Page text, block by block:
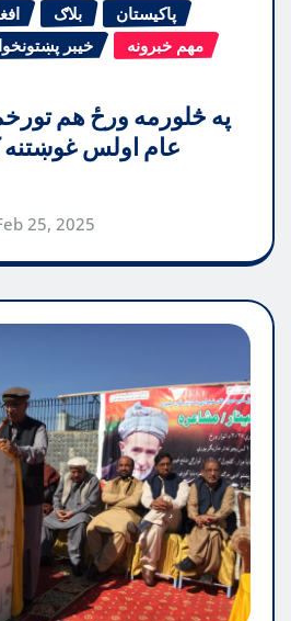
بلاګ
پاکیستان
خیبر پښتونخوا
مهم خبرونه
په څلورمه ورځ هم
عام اولس
25, 2025